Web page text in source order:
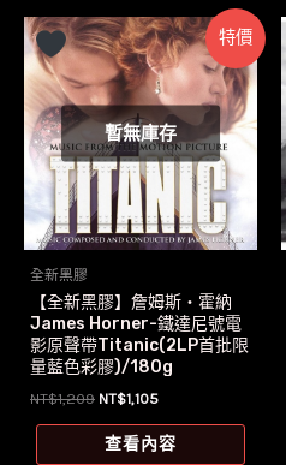
特價
暫無庫存
全新黑膠
【全新黑膠】詹姆斯‧霍納
James Horner-鐵達尼號電
影原聲帶Titanic(2LP首批限
量藍色彩膠)/180g
NT$1,209 原
價
格：
NT$1,105目
價
格：
查看內容